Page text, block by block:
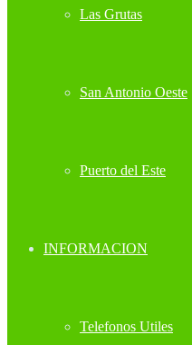
Las Grutas
San Antonio Oeste
Puerto del Este
INFORMACION
Telefonos Utiles